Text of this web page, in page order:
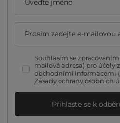
Uveďte jméno
Prosím zadejte e-mailovou
Souhlasím se
mailová adresa) pro účely
obchodními informacemi
Zásady ochrany osobních
Přihlaste se k